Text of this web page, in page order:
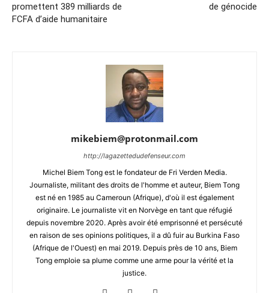
promettent 389 milliards de
FCFA d’aide humanitaire
de génocide
mikebiem@protonmail.com
http://lagazettedudefenseur.com
Michel Biem Tong est le fondateur de Fri Verden Media.
Journaliste, militant des droits de l'homme et auteur, Biem Tong
est né en 1985 au Cameroun (Afrique), d'où il est également
originaire. Le journaliste vit en Norvège en tant que réfugié
depuis novembre 2020. Après avoir été emprisonné et persécuté
en raison de ses opinions politiques, il a dû fuir au Burkina Faso
(Afrique de l'Ouest) en mai 2019. Depuis près de 10 ans, Biem
Tong emploie sa plume comme une arme pour la vérité et la
justice.